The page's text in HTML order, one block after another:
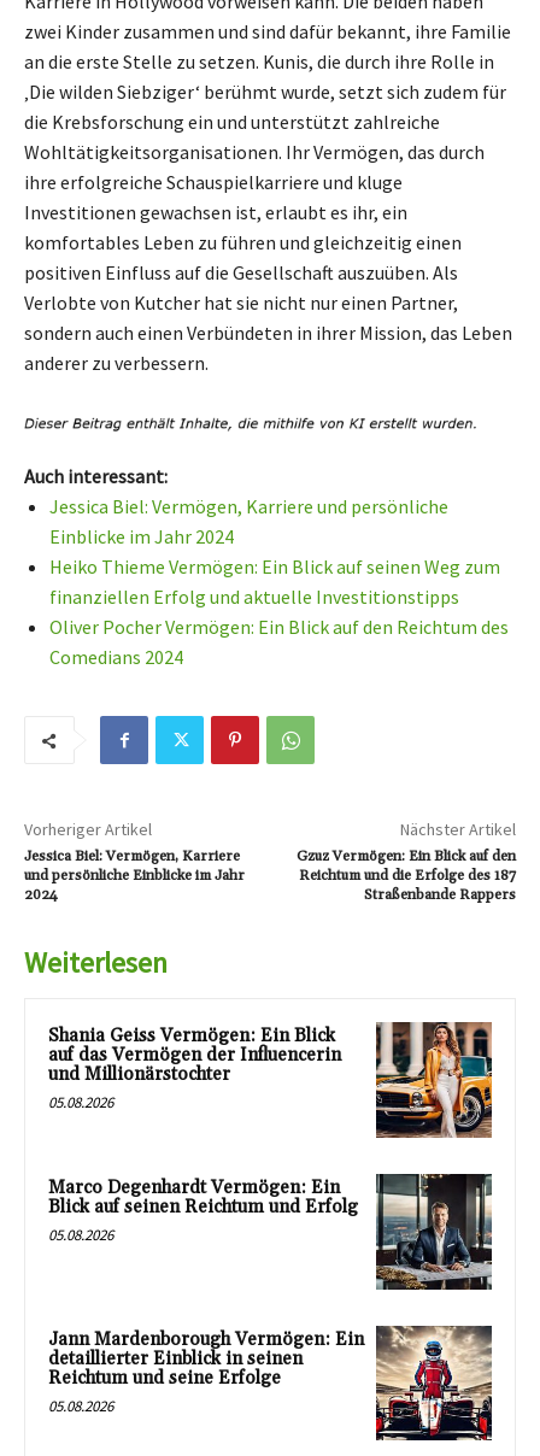
zwei Kinder zusammen und sind dafür bekannt, ihre Familie
an die erste Stelle zu setzen. Kunis, die durch ihre Rolle in
‚Die wilden Siebziger‘ berühmt wurde, setzt sich zudem für
die Krebsforschung ein und unterstützt zahlreiche
Wohltätigkeitsorganisationen. Ihr Vermögen, das durch
ihre erfolgreiche Schauspielkarriere und kluge
Investitionen gewachsen ist, erlaubt es ihr, ein
komfortables Leben zu führen und gleichzeitig einen
positiven Einfluss auf die Gesellschaft auszuüben. Als
Verlobte von Kutcher hat sie nicht nur einen Partner,
sondern auch einen Verbündeten in ihrer Mission, das Leben
anderer zu verbessern.
Auch interessant:
Jessica Biel: Vermögen, Karriere und persönliche
Einblicke im Jahr 2024
Heiko Thieme Vermögen: Ein Blick auf seinen Weg zum
finanziellen Erfolg und aktuelle Investitionstipps
Oliver Pocher Vermögen: Ein Blick auf den Reichtum des
Comedians 2024
Vorheriger Artikel
Jessica Biel: Vermögen, Karriere
und persönliche Einblicke im Jahr
2024
Nächster Artikel
Gzuz Vermögen: Ein Blick auf den
Reichtum und die Erfolge des 187
Straßenbande Rappers
Weiterlesen
Shania Geiss Vermögen: Ein Blick
auf das Vermögen der Influencerin
und Millionärstochter
05.08.2026
Marco Degenhardt Vermögen: Ein
Blick auf seinen Reichtum und Erfolg
05.08.2026
Jann Mardenborough Vermögen: Ein
detaillierter Einblick in seinen
Reichtum und seine Erfolge
05.08.2026